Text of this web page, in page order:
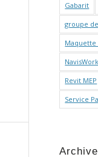
Gabarit
groupe
Revit MEP
Service